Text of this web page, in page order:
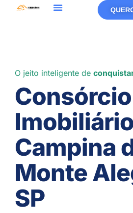
O jeito inteligente de
Consórcio
Campina
Monte
SP